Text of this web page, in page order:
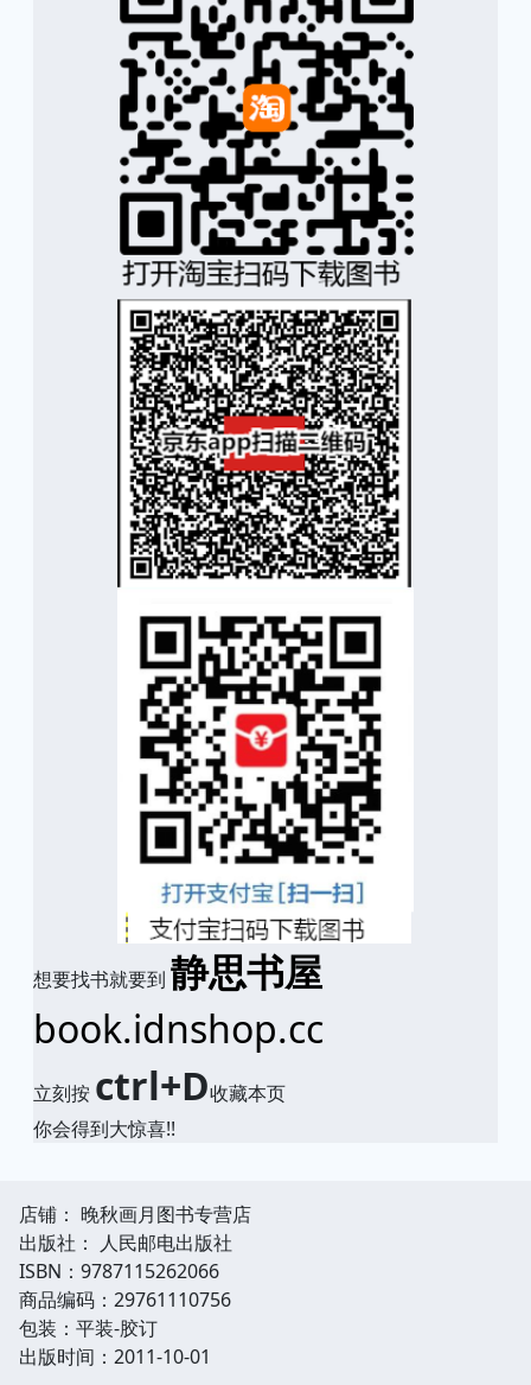
想要找书就要到 静思书屋
book.idnshop.cc
立刻按 ctrl+D收藏本页
你会得到大惊喜!!
店铺： 晚秋画月图书专营店
出版社： 人民邮电出版社
ISBN：9787115262066
商品编码：29761110756
包装：平装-胶订
出版时间：2011-10-01